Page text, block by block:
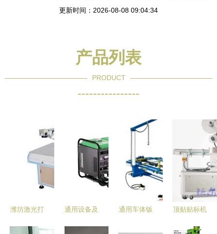
更新时间：2026-08-08 09:04:34
产品列表
PRODUCT
----------------
潍坊激光打
通用设备及
通用车体钣
顶贴贴标机